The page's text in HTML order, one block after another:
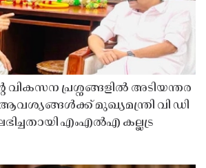
വികസന പ്രശ്നങ്ങളിൽ അടിയന്തര
ആവശ്യങ്ങൾക്ക് മുഖ്യമന്ത്രി വി ഡി
എംഎൽഎ കല്ലട്ര